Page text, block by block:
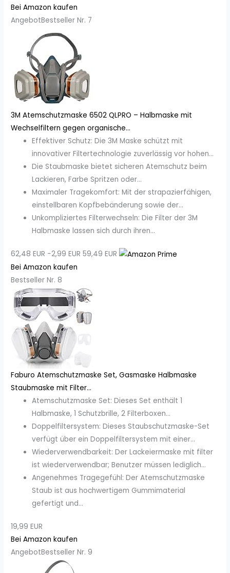
Bei Amazon kaufen
AngebotBestseller Nr. 7
3M Atemschutzmaske 6502 QLPRO – Halbmaske mit
Wechselfiltern gegen organische...
Effektiver Schutz: Die 3M Maske schützt mit
innovativer Filtertechnologie zuverlässig vor hohen...
Die Staubmaske bietet sicheren Atemschutz beim
Lackieren, Farbe Spritzen oder...
Maximaler Tragekomfort: Mit der strapazierfähigen,
einstellbaren Kopfbebänderung sowie der...
Unkompliziertes Filterwechseln: Die Filter der 3M
Halbmaske lassen sich durch ihren...
62,48 EUR −2,99 EUR 59,49 EUR
Bei Amazon kaufen
Bestseller Nr. 8
Faburo Atemschutzmaske Set, Gasmaske Halbmaske
Staubmaske mit Filter...
Atemschutzmaske Set: Dieses Set enthält 1
Halbmaske, 1 Schutzbrille, 2 Filterboxen...
Doppelfiltersystem: Dieses Staubschutzmaske-Set
verfügt über ein Doppelfiltersystem mit einer...
Wiederverwendbarkeit: Der Lackeiermaske mit filter
ist wiederverwendbar; Benutzer müssen lediglich...
Angenehmes Tragegefühl: Der Atemschutzmaske
Staub ist aus hochwertigem Gummimaterial
gefertigt und...
19,99 EUR
Bei Amazon kaufen
AngebotBestseller Nr. 9